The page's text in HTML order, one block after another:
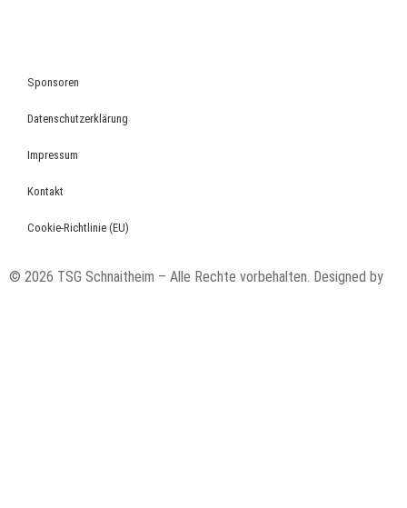
Sponsoren
Datenschutzerklärung
Impressum
Kontakt
Cookie-Richtlinie (EU)
© 2026 TSG Schnaitheim – Alle Rechte vorbehalten. Designed by